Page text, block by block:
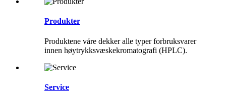
Produkter
Produktene våre dekker alle typer forbruksvarer
innen høytrykksvæskekromatografi (HPLC).
Service